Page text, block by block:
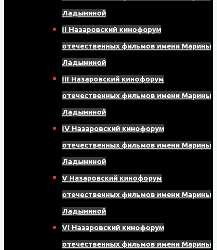
Ладыниной
II Назаровский кинофорум
отечественных фильмов имени Марины
Ладыниной
III Назаровский кинофорум
отечественных фильмов имени Марины
Ладыниной
IV Назаровский кинофорум
отечественных фильмов имени Марины
Ладыниной
V Назаровский кинофорум
отечественных фильмов имени Марины
Ладыниной
VI Назаровский кинофорум
отечественных фильмов имени Марины